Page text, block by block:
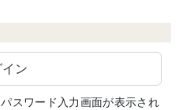
イン
スワード入力画面が表示され